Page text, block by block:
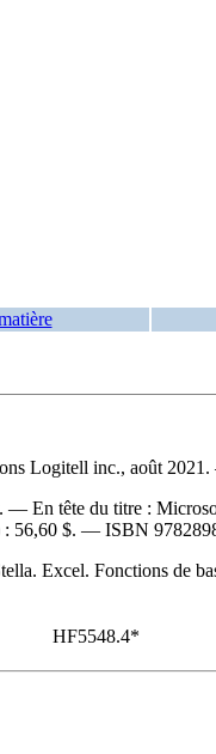
Logitell inc., août
— En tête du titre :
: 56,60 $. — ISBN
Excel. Fonctions de
HF5548.4*